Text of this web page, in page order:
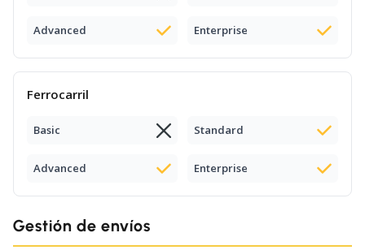
Advanced Enterprise
Ferrocarril
Basic Standard
Advanced Enterprise
Gestión de envíos